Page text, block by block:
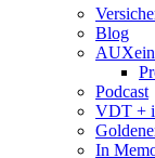
Blog
Podcast
VDT +
In